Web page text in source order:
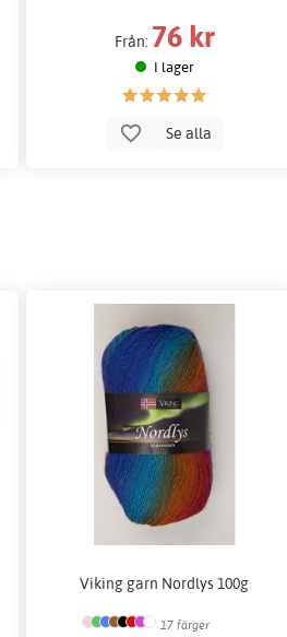
Från: 76 kr
I lager
Se alla
Viking garn Nordlys 100g
17 färger